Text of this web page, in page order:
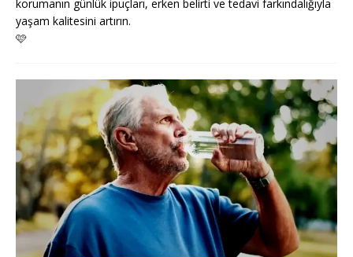
korumanın günlük ipuçları, erken belirti ve tedavi farkındalığıyla
yaşam kalitesini artırın.
🩷